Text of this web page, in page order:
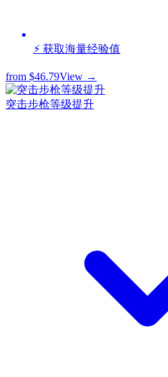
⚡ 获取海量经验值
from $46.79View →
突击步枪等级提升